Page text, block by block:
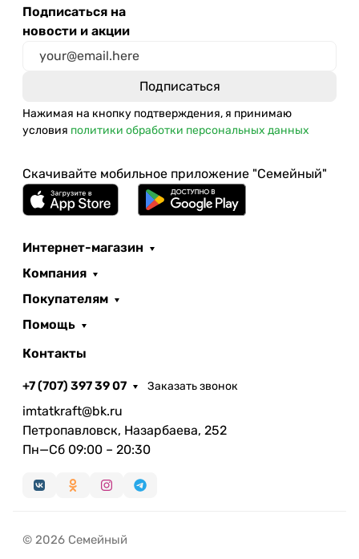
Подписаться на
новости и акции
Нажимая на кнопку подтверждения, я принимаю
условия политики обработки персональных данных
Скачивайте мобильное приложение "Семейный"
Интернет-магазин
Компания
Покупателям
Помощь
Контакты
+7 (707) 397 39 07 Заказать звонок
imtatkraft@bk.ru
Петропавловск, Назарбаева, 252
Пн—Сб 09:00 – 20:30
© 2026 Семейный